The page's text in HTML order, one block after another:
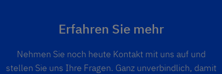
Erfahren Sie mehr
Nehmen Sie noch heute Kontakt mit uns auf und
stellen Sie uns Ihre Fragen. Ganz unverbindlich, damit